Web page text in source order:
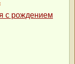
с рождением